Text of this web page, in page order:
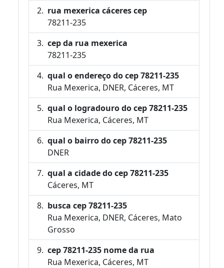
rua mexerica cáceres cep
78211-235
cep da rua mexerica
78211-235
qual o endereço do cep 78211-235
Rua Mexerica, DNER, Cáceres, MT
qual o logradouro do cep 78211-235
Rua Mexerica, Cáceres, MT
qual o bairro do cep 78211-235
DNER
qual a cidade do cep 78211-235
Cáceres, MT
busca cep 78211-235
Rua Mexerica, DNER, Cáceres, Mato
Grosso
cep 78211-235 nome da rua
Rua Mexerica, Cáceres, MT